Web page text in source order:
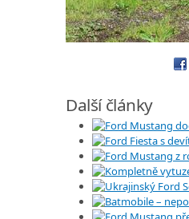
Další články